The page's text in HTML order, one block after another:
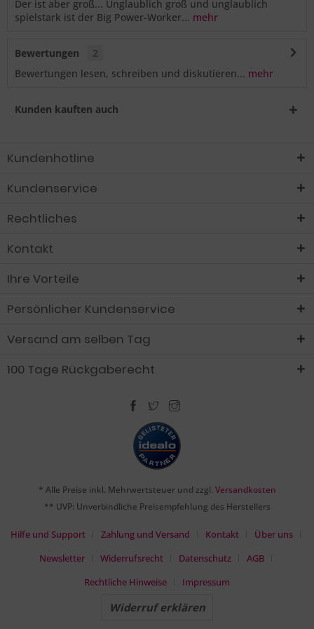
Der ist aber groß... Unglaublich groß und unglaublich
spielstark ist der Big Power-Worker... mehr
Bewertungen
2
Bewertungen lesen, schreiben und diskutieren... mehr
Kunden kauften auch
Kundenhotline
Kundenservice
Rechtliches
Kontakt
Ihre Vorteile
Persönlicher Kundenservice
Versand am selben Tag
100 Tage Rückgaberecht
* Alle Preise inkl. Mehrwertsteuer und zzgl. Versandkosten
** UVP: Unverbindliche Preisempfehlung des Herstellers
Hilfe und Support Zahlung und Versand Kontakt
Über uns
Newsletter
Widerrufsrecht Datenschutz
AGB
Rechtliche Hinweise
Impressum
Widerruf erklären